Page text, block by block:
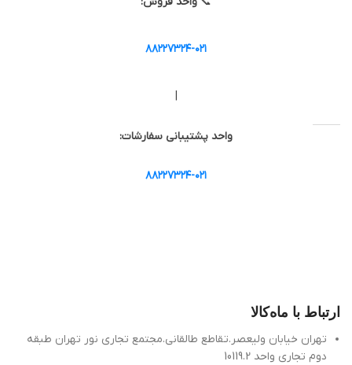
۸۸۲۲۷۳۲۴-۰۲۱
واحد پشتیبانی سفارشات:
۸۸۲۲۷۳۲۴-۰۲۱
ارتباط با ماه‌کالا
تهران خیابان ولیعصر.تقاطع طالقانی.مجتمع تجاری نور تهران طبقه
دوم تجاری واحد 10119.2